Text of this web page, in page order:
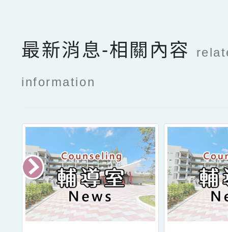
最新消息-相關內容
information